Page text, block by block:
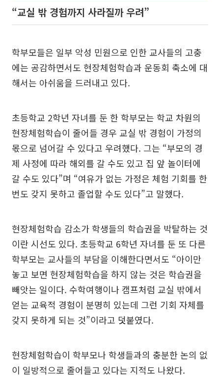
“교실 밖 경험까지 사라질까 우려”
학부모들은 일부 악성 민원으로 인한 교사들의 고충
에는 공감하면서도 현장체험학습과 운동회 축소에 대
해서는 아쉬움을 드러내고 있다.
초등학교 2학년 자녀를 둔 한 학부모는 학교 차원의
현장체험학습이 줄어들 경우 교실 밖 경험이 가정의
몫으로 넘어갈 수 있다고 우려했다. 그는 “부모의 경
제 사정에 따라 해외를 갈 수도 있고 집 앞 놀이터에
갈 수도 있다”며 “여유가 없는 가정은 체험 기회를 한
번도 갖지 못하고 졸업할 수도 있다”고 말했다.
현장체험학습 감소가 학생들의 학습권을 박탈하는 것
이란 시선도 있다. 초등학교 6학년 자녀를 둔 또 다른
학부모는 교사들의 부담을 이해한다면서도 “아이만
놓고 보면 현장체험학습을 하지 않는 것은 학습권을
빼앗는 일이다. 수학여행이나 캠프처럼 교실 밖에서
얻는 교육적 경험이 분명히 있는데 그런 기회 자체를
갖지 못하게 되는 것”이라고 덧붙였다.
현장체험학습이 학부모나 학생들과의 충분한 논의 없
이 일방적으로 줄어들고 있다는 지적도 나왔다.